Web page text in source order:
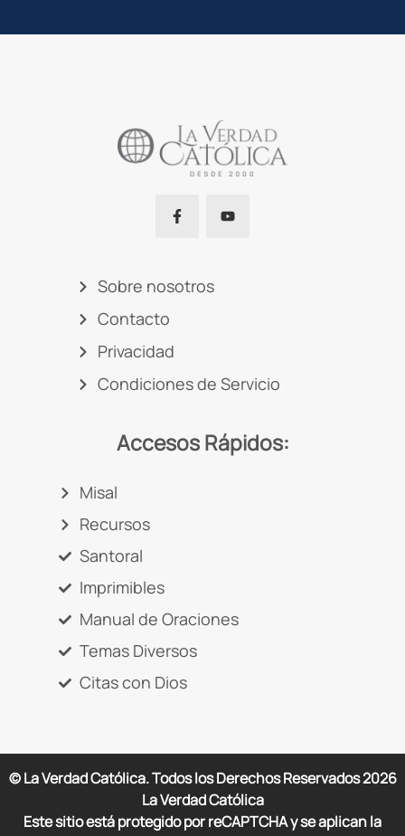
Sobre nosotros
Contacto
Privacidad
Condiciones de Servicio
Accesos Rápidos:
Misal
Recursos
Santoral
Imprimibles
Manual de Oraciones
Temas Diversos
Citas con Dios
© La Verdad Católica. Todos los Derechos Reservados2026
La Verdad Católica
Este sitio está protegido por reCAPTCHA y se aplican la